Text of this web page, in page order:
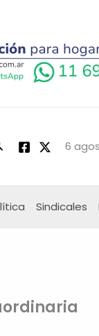
6
Sindicales